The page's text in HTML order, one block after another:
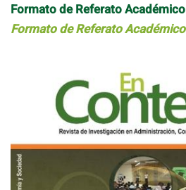
Formato de Referato Académico
Formato de Referato Académico
artículo